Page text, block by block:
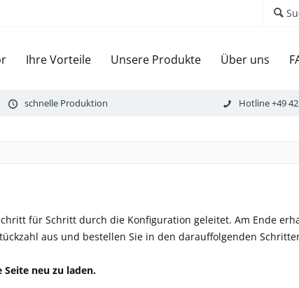
Ihre Vorteile Unsere Produkte Über uns
schnelle Produktion Hotline+49
für Schritt durch die Konfiguration geleitet. Am Ende
aus und bestellen Sie in den darauffolgenden
neu zu laden.